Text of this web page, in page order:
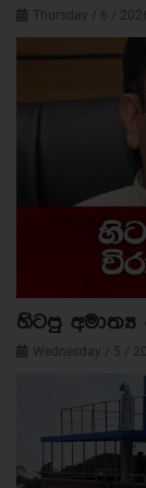
Thursday / 6 /
හිටපු අමාත්‍ය
Wednesday / 5 /